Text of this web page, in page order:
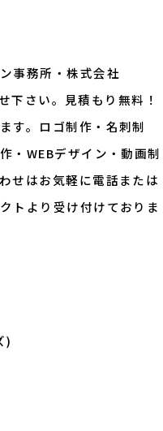
事務所・株式会社
下さい。見積もり無料！
す。ロゴ制作・名刺制
・WEBデザイン・動画制
せはお気軽に電話または
トより受け付けておりま
)